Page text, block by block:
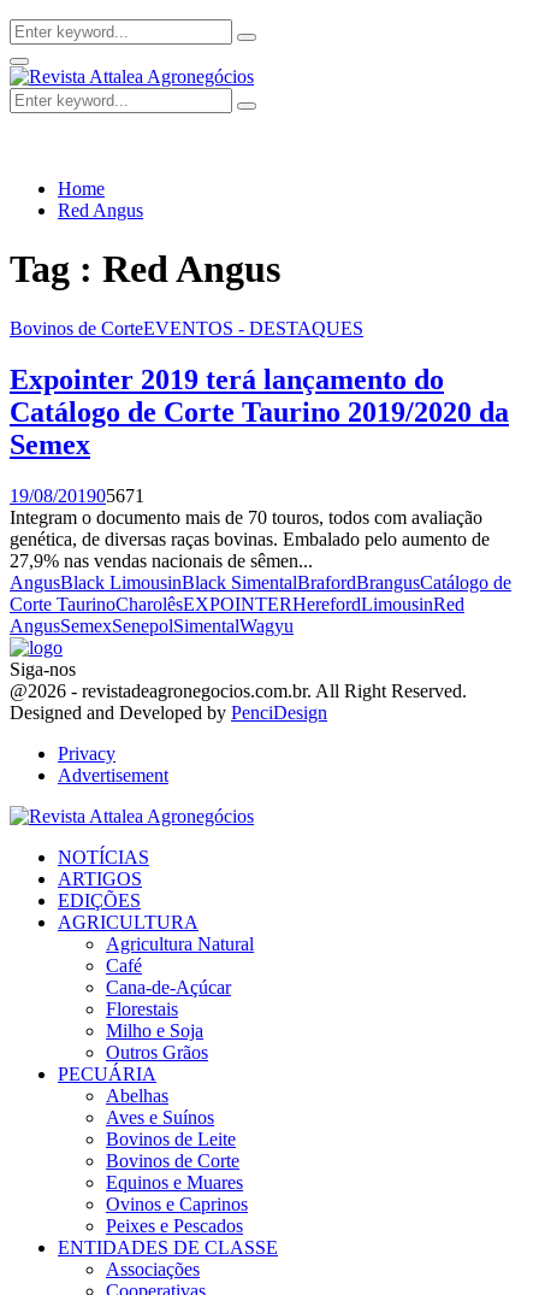
Search
for:
Search
Facebook
Twitter
Instagram
Linkedin
Youtube
Email
Primary
Menu
Search
for:
Search
Home
Red Angus
Tag : Red Angus
Bovinos de CorteEVENTOS - DESTAQUES
Expointer 2019 terá lançamento do
Catálogo de Corte Taurino 2019/2020 da
Semex
19/08/201905671
Integram o documento mais de 70 touros, todos com avaliação
genética, de diversas raças bovinas. Embalado pelo aumento de
27,9% nas vendas nacionais de sêmen...
AngusBlack LimousinBlack SimentalBrafordBrangusCatálogo de
Corte TaurinoCharolêsEXPOINTERHerefordLimousinRed
AngusSemexSenepolSimentalWagyu
Siga-nos
Facebook
Twitter
Instagram
Linkedin
Youtube
Email
@2026 - revistadeagronegocios.com.br. All Right Reserved.
Designed and Developed by PenciDesign
Privacy
Advertisement
NOTÍCIAS
ARTIGOS
EDIÇÕES
AGRICULTURA
Agricultura Natural
Café
Cana-de-Açúcar
Florestais
Milho e Soja
Outros Grãos
PECUÁRIA
Abelhas
Aves e Suínos
Bovinos de Leite
Bovinos de Corte
Equinos e Muares
Ovinos e Caprinos
Peixes e Pescados
ENTIDADES DE CLASSE
Associações
Cooperativas